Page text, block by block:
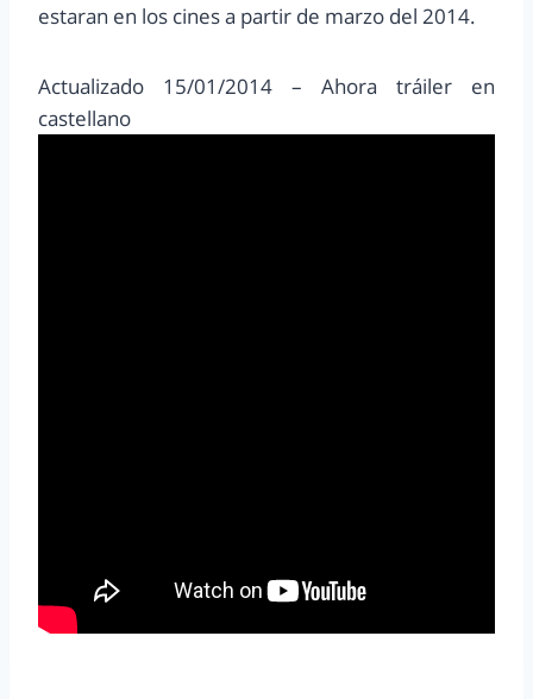
estaran en los cines a partir de marzo del 2014.
Actualizado 15/01/2014 – Ahora tráiler en
castellano